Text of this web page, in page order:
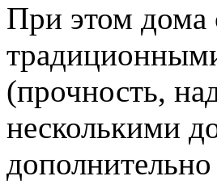
При этом дома
(прочность,
несколькими